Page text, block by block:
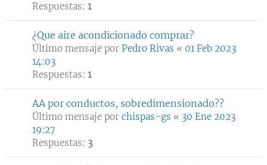
Respuestas: 1
¿Que aire acondicionado comprar?
Último mensaje por Pedro Rivas « 01 Feb 2023
14:03
Respuestas: 1
AA por conductos, sobredimensionado??
Último mensaje por chispas-gs « 30 Ene 2023
19:27
Respuestas: 3